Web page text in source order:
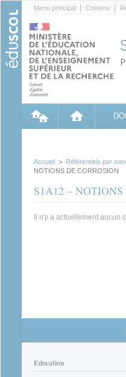
Menu principal Contenu
Accueil > Référentiels par
NOTIONS DE CORROSION
S1A12 –
Il n'y a actuellement aucun
Éducation